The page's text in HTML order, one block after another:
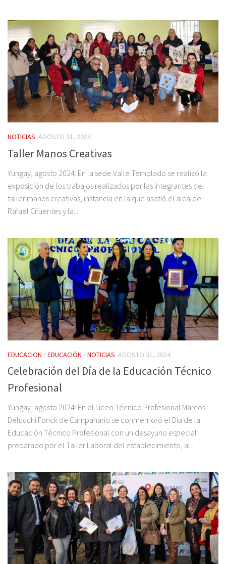
NOTICIAS AGOSTO 31, 2024
Taller Manos Creativas
Yungay, agosto 2024: En la sede Valle Templado se realizó la
exposición de los trabajos realizados por las integrantes del
taller manos creativas, instancia en la que asistió el alcalde
Rafael Cifuentes y la...
EDUCACION /EDUCACIÓN /NOTICIAS AGOSTO 31, 2024
Celebración del Día de la Educación Técnico
Profesional
Yungay, agosto 2024: En el Liceo Técnico Profesional Marcos
Delucchi Fonck de Campanario se conmemoró el Día de la
Educación Técnico Profesional con un desayuno especial
preparado por el Taller Laboral del establecimiento, al...